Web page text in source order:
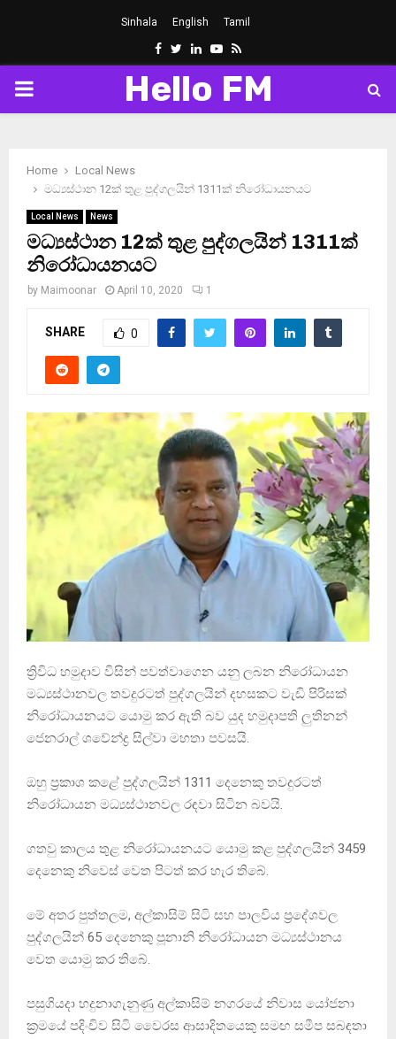
Sinhala English Tamil
Facebook
Twitter
LinkedinYoutube
Rss
PRIMARY
Hello FM
Home
Local News
මධ්‍යස්ථාන 12ක් තුළ පුද්ගලයින් 1311ක් නිරෝධායනයට
Local News News
මධ්‍යස්ථාන 12ක් තුළ පුද්ගලයින් 1311ක්
නිරෝධායනයට
by Maimoonar April 10, 2020 1
SHARE 0
ත්‍රිවිධ හමුදාව විසින් පවත්වාගෙන යනු ලබන නිරෝධායන
මධ්‍යස්ථානවල තවදුරටත් පුද්ගලයින් දහසකට වැඩි පිරිසක්
නිරෝධායනයට යොමු කර ඇති බව යුද හමුදාපති ලුතිනන්
ජෙනරාල් ශවේන්ද්‍ර සිල්වා මහතා පවසයි.
ඔහු ප්‍රකාශ කළේ පුද්ගලයින් 1311 දෙනෙකු තවදුරටත්
නිරෝධායන මධ්‍යස්ථානවල රඳවා සිටින බවයි.
ගතවු කාලය තුළ නිරෝධායනයට යොමු කළ පුද්ගලයින් 3459
දෙනෙකු නිවෙස් වෙත පිටත් කර හැර තිබේ.
මේ අතර පුත්තලම, අල්කාසිම් සිටි සහ පාලවිය ප්‍රදේශවල
පුද්ගලයින් 65 දෙනෙකු පූනානි නිරෝධායන මධ්‍යස්ථානය
වෙත යොමු කර තිබේ.
පසුගියදා හදුනාගැනුණු අල්කාසිම් නගරයේ නිවාස යෝජනා
ක්‍රමයේ පදිංචිව සිටි වෛරස ආසාදිතයෙකු සමඟ සමීප සබඳතා